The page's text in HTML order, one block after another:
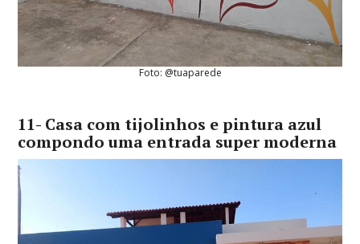
Foto: @tuaparede
11- Casa com tijolinhos e pintura azul
compondo uma entrada super moderna